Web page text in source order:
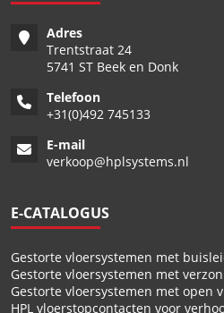
Adres
Trentstraat 24
5741 ST Beek en Donk
Telefoon
+31(0)492 745133
E-mail
verkoop@hplsystems.nl
E-CATALOGUS
Gestorte vloersystemen met
Gestorte vloersystemen met
Gestorte vloersystemen met open
HPL vloerstopcontacten voor